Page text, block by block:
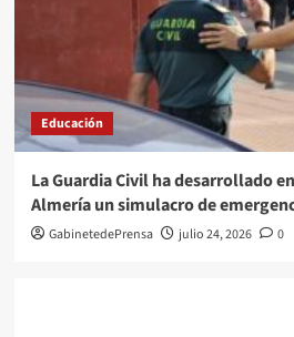
Educación
La Guardia Civil ha desarrollado
Almería un simulacro de
GabinetedePrensa julio 24, 2026 0